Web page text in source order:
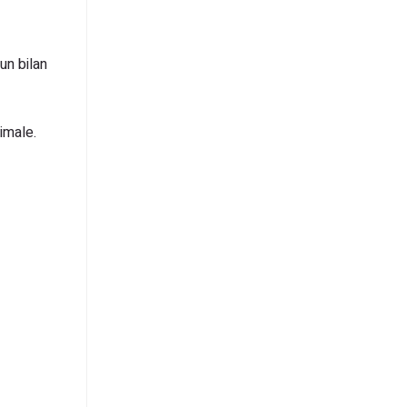
bilan